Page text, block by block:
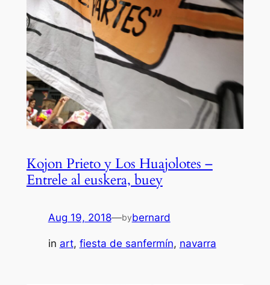
Kojon Prieto y Los Huajolotes –
Entrele al euskera, buey
Aug 19, 2018—bybernard
in art, fiesta de sanfermín, navarra